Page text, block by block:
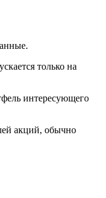
только на
интересующего
акций, обычно